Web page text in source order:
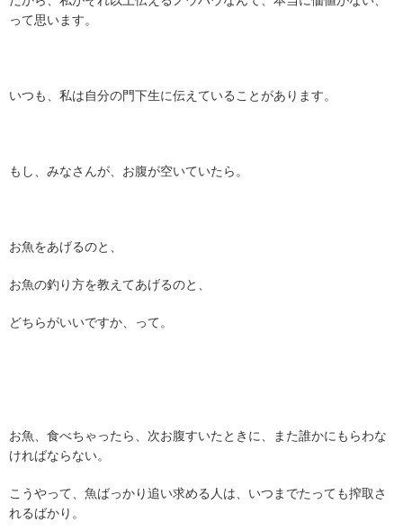
って思います。
いつも、私は自分の門下生に伝えていることがあります。
もし、みなさんが、お腹が空いていたら。
お魚をあげるのと、
お魚の釣り方を教えてあげるのと、
どちらがいいですか、って。
お魚、食べちゃったら、次お腹すいたときに、また誰かにもらわな
ければならない。
こうやって、魚ばっかり追い求める人は、いつまでたっても搾取さ
れるばかり。